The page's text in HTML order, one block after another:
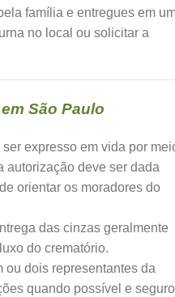
família e entregues em
no local ou solicitar a
São Paulo
expresso em vida por
autorização deve ser dada
orientar os moradores do
das cinzas geralmente
do crematório.
ou dois representantes da
quando possível e